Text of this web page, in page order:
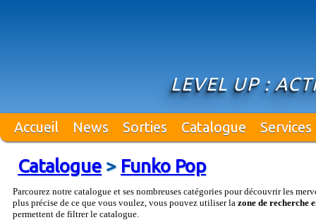
LEVEL UP :
Accueil News Sorties Catalogue Services
Catalogue> Funko Pop
Parcourez notre catalogue et ses nombreuses catégories pour découvrir les
plus précise de ce que vous voulez, vous pouvez utiliser la zone de recherche
permettent de filtrer le catalogue.